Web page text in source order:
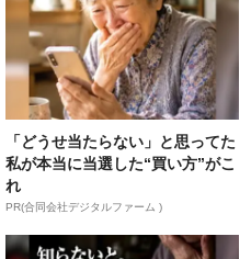
「どうせ当たらない」と思ってた
私が本当に当選した“買い方”がこ
れ
PR(合同会社デジタルファーム )